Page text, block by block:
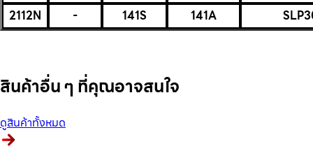
2112N
- 141S 141A
สินค้าอื่น ๆ ที่คุณอาจสนใจ
ดูสินค้าทั้งหมด